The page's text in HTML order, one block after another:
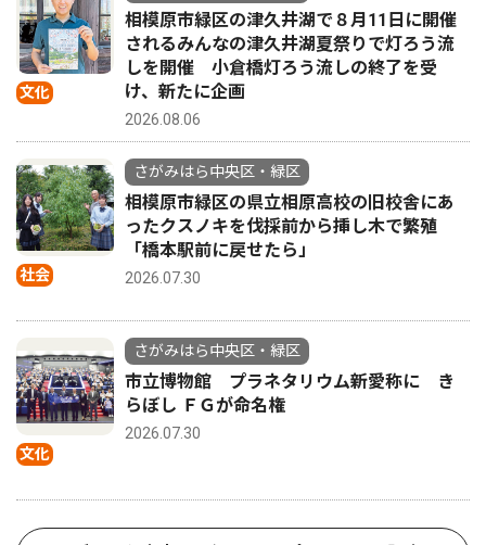
文化
相模原市緑区の津久井湖で８月11日に開催
されるみんなの津久井湖夏祭りで灯ろう流
しを開催 小倉橋灯ろう流しの終了を受
け、新たに企画
2026.08.06
社会
さがみはら中央区・緑区
相模原市緑区の県立相原高校の旧校舎にあ
ったクスノキを伐採前から挿し木で繁殖
「橋本駅前に戻せたら」
2026.07.30
文化
さがみはら中央区・緑区
市立博物館 プラネタリウム新愛称に き
らぼし ＦＧが命名権
2026.07.30